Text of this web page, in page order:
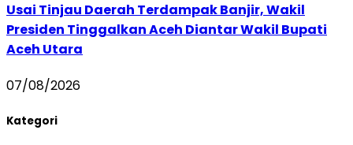
Usai Tinjau Daerah Terdampak Banjir, Wakil
Presiden Tinggalkan Aceh Diantar Wakil Bupati
Aceh Utara
07/08/2026
Kategori